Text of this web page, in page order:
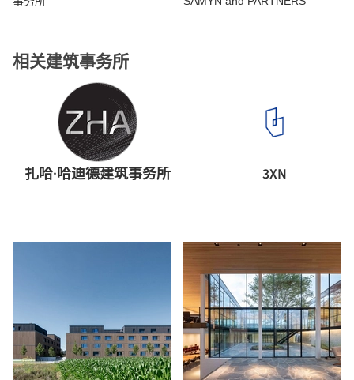
相关建筑事务所
扎哈·哈迪德建筑事务所 3XN